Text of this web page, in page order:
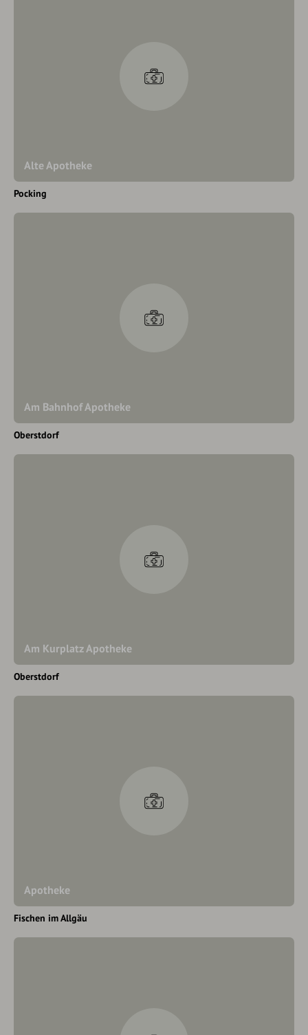
Alte Apotheke
Pocking
Am Bahnhof Apotheke
Oberstdorf
Am Kurplatz Apotheke
Oberstdorf
Apotheke
Fischen im Allgäu